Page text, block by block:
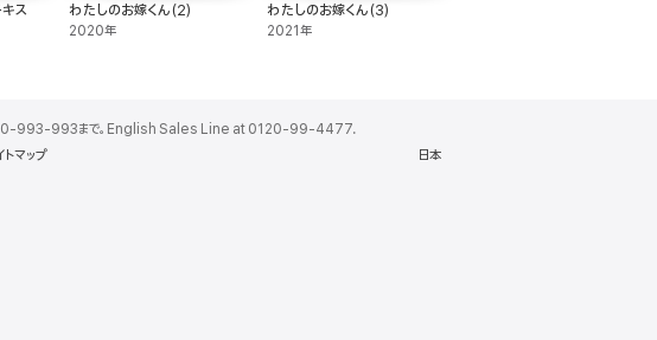
ス
わたしのお嫁くん(2)
2020年
わたしのお嫁くん(3)
2021年
は0120-993-993まで。English Sales Line at 0120-99-4477.
日本
トマップ